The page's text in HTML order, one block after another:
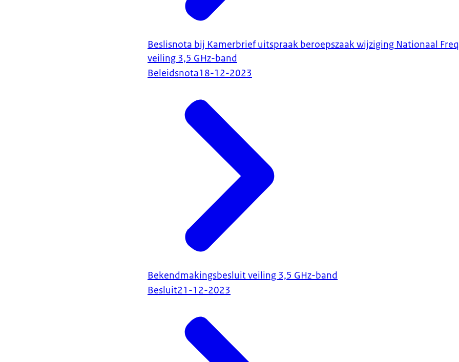
Beslisnota bij Kamerbrief uitspraak beroepszaak wijziging Nationaal
veiling 3,5 GHz-band
Beleidsnota18-12-2023
Bekendmakingsbesluit veiling 3,5 GHz-band
Besluit21-12-2023